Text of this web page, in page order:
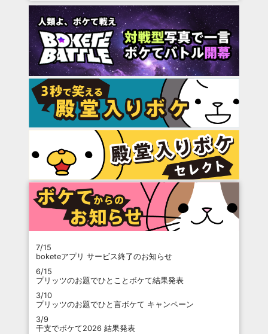
7/15
boketeアプリ サービス終了のお知らせ
6/15
プリッツのお題でひとことボケて結果発表
3/10
プリッツのお題でひと言ボケて キャンペーン
3/9
干支でボケて2026 結果発表